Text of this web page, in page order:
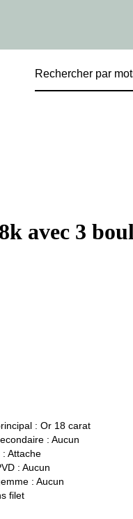
avec 3
: Or 18 carat
: Aucun
: Attache
: Aucun
: Aucun
filet